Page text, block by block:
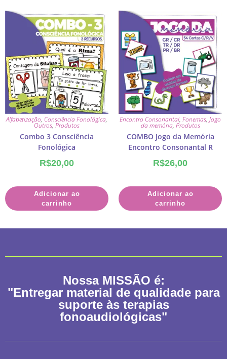
Alfabetização, Consciência Fonológica,
Outros, Produtos
Combo 3 Consciência
Fonológica
R$20,00
Adicionar ao
carrinho
Encontro Consonantal, Fonemas, Jogo
da memória, Produtos
COMBO Jogo da Memória
Encontro Consonantal R
R$26,00
Adicionar ao
carrinho
Nossa MISSÃO é:
"Entregar material de qualidade para
suporte às terapias
fonoaudiológicas"